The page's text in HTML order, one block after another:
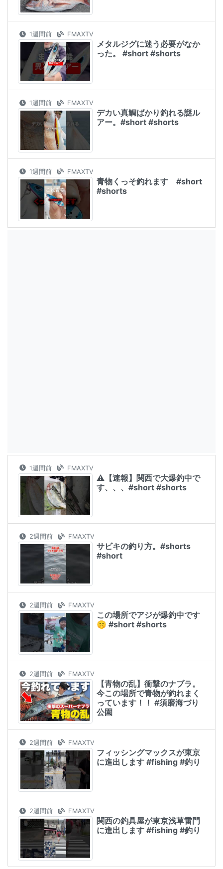
1週間前 FMAXTV
メタルジグに迷う必要がなか
った。 #short #shorts
1週間前 FMAXTV
デカい真鯛ばかり釣れる謎ル
アー。#short #shorts
1週間前 FMAXTV
青物くっそ釣れます #short
#shorts
1週間前 FMAXTV
⚠️【速報】関西で大爆釣中で
す、、、#short #shorts
2週間前 FMAXTV
サビキの釣り方。#shorts
#short
2週間前 FMAXTV
この場所でアジが爆釣中です
🤫 #short #shorts
2週間前 FMAXTV
【青物の乱】衝撃のナブラ。
今この場所で青物が釣れまく
っています！！ #須磨海づり
公園
2週間前 FMAXTV
フィッシングマックスが東京
に進出します #fishing #釣り
2週間前 FMAXTV
関西の釣具屋が東京浅草雷門
に進出します #fishing #釣り